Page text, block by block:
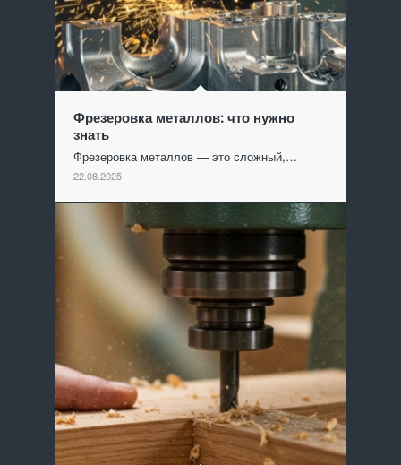
Фрезеровка металлов: что нужно
знать
Фрезеровка металлов — это сложный,…
22.08.2025